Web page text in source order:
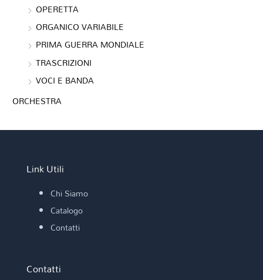
OPERETTA
ORGANICO VARIABILE
PRIMA GUERRA MONDIALE
TRASCRIZIONI
VOCI E BANDA
ORCHESTRA
Link Utili
Chi Siamo
Catalogo
Contatti
Contatti